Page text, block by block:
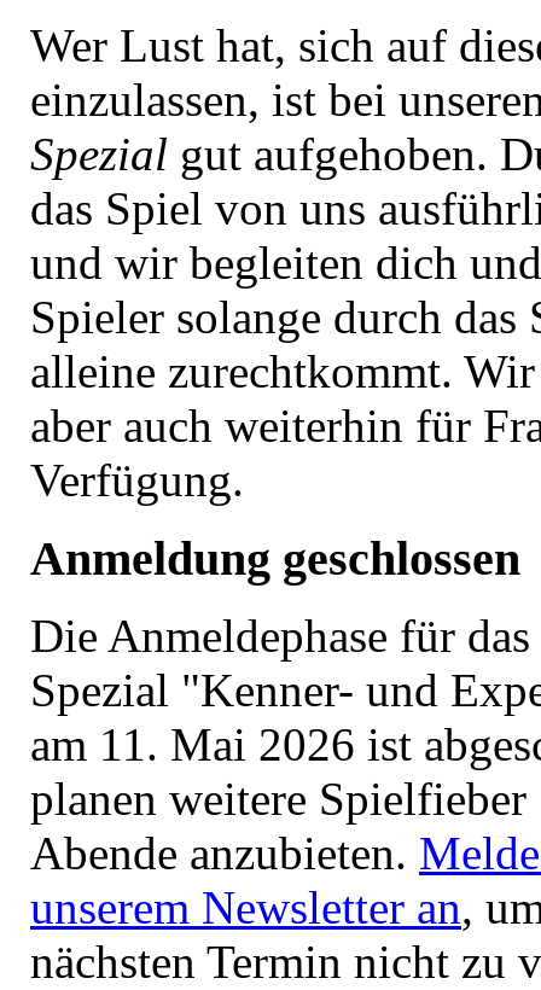
Wer Lust hat, sich auf
einzulassen, ist bei
Spezial gut aufgehoben.
das Spiel von uns
und wir begleiten dich
Spieler solange durch
alleine zurechtkommt. Wir
aber auch weiterhin für
Verfügung.
Anmeldung geschlossen
Die Anmeldephase für
Spezial "Kenner- und
am 11. Mai 2026 ist
planen weitere Spielfieber
Abende anzubieten.
unserem Newsletter an,
nächsten Termin nicht zu